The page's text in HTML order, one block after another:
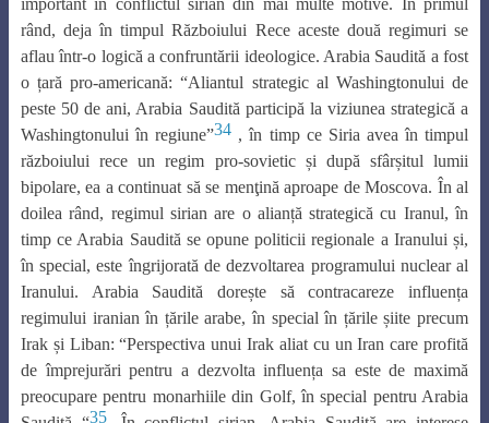
rând, deja în timpul Războiului Rece aceste două regimuri se
aflau într-o logică a confruntării ideologice. Arabia Saudită a fost
o țară pro-americană: “Aliantul strategic al Washingtonului de
peste 50 de ani, Arabia Saudită participă la viziunea strategică a
Washingtonului în regiune”34 , în timp ce Siria avea în timpul
războiului rece un regim pro-sovietic și după sfârșitul lumii
bipolare, ea a continuat să se menţină aproape de Moscova. În al
doilea rând, regimul sirian are o alianță strategică cu Iranul, în
timp ce Arabia Saudită se opune politicii regionale a Iranului și,
în special, este îngrijorată de dezvoltarea programului nuclear al
Iranului. Arabia Saudită dorește să contracareze influența
regimului iranian în țările arabe, în special în țările șiite precum
Irak și Liban: “Perspectiva unui Irak aliat cu un Iran care profită
de împrejurări pentru a dezvolta influența sa este de maximă
preocupare pentru monarhiile din Golf, în special pentru Arabia
35